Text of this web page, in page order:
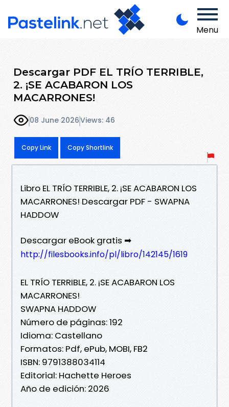
Menu
Descargar PDF EL TRÍO TERRIBLE,
2. ¡SE ACABARON LOS
MACARRONES!
08 June 2026Views: 46
Copy Link Copy Shortlink
Libro EL TRÍO TERRIBLE, 2. ¡SE ACABARON LOS
MACARRONES! Descargar PDF - SWAPNA
HADDOW
Descargar eBook gratis ➡
http://filesbooks.info/pl/libro/142145/1619
EL TRÍO TERRIBLE, 2. ¡SE ACABARON LOS
MACARRONES!
SWAPNA HADDOW
Número de páginas: 192
Idioma: Castellano
Formatos: Pdf, ePub, MOBI, FB2
ISBN: 9791388034114
Editorial: Hachette Heroes
Año de edición: 2026